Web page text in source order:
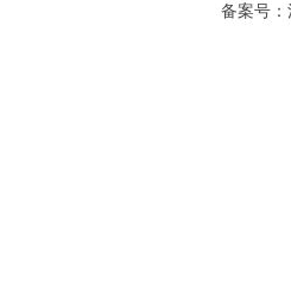
备案号：